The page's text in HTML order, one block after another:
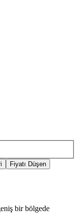
Fiyatı Düşen
bir bölgede